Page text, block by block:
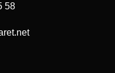
58